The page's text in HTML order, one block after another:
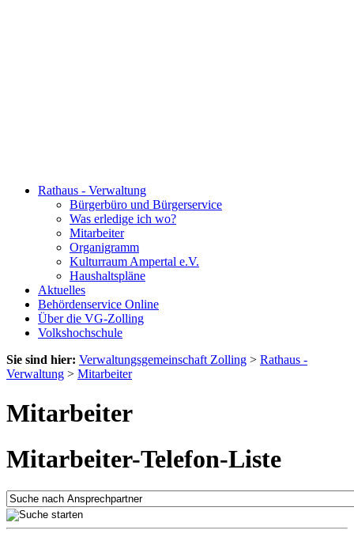
Rathaus - Verwaltung
Bürgerbüro und Bürgerservice
Was erledige ich wo?
Mitarbeiter
Organigramm
Kulturraum Ampertal e.V.
Haushaltspläne
Aktuelles
Behördenservice Online
Über die VG-Zolling
Volkshochschule
Sie sind hier: Verwaltungsgemeinschaft Zolling > Rathaus -
Verwaltung > Mitarbeiter
Mitarbeiter
Mitarbeiter-Telefon-Liste